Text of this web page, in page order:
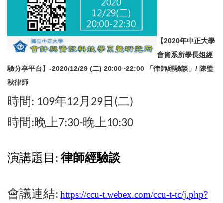
【2020年中正大學
會資系所學長姐經
驗分享平台】-2020/12/29 (二) 20:00~22:00 「律師經驗談」/ 陳璧
秋律師
時間: 109年12 月 29 日 (二)
時間:晚上7:30-晚上 10:30
演講題目 : 律師經驗談
會議連結: https://ccu-t.webex.com/ccu-t-tc/j.php?